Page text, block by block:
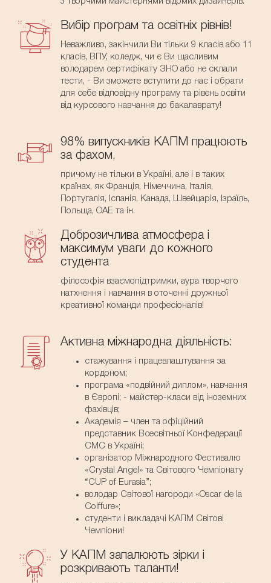
Вибір програм та освітніх рівнів!
Неважливо, закінчили Ви тільки 9 класів або 11
класів, ВПУ, коледж, чи є Ви щасливим
володарем сертифікату ЗНО або не склали
тести, - Ви зможете вступити до нас і обрати
для себе відповідну програму та рівень освіти
від курсового навчання до бакалаврату!
98% випускників КАПМ працюють
за фахом,
причому не тільки в Україні, але і в таких
країнах, як Франція, Німеччина, Італія,
Португалія, Іспанія, Канада, Швейцарія, Ізраїль,
Польща, ОАЕ та ін.
Доброзичлива атмосфера і
максимум уваги до кожного
студента
філософія взаємопідтримки, аура творчого
натхнення і навчання в оточенні дружньої
креативної команди професіоналів!
Активна міжнародна діяльність:
стажування і працевлаштування за
кордоном;
програма «подвійний диплом», навчання
в Європі; - майстер-класи від іноземних
фахівців;
Академія – член та офіційний
представник Всесвітньої Конфедерації
СМС в Україні;
організатор Міжнародного Фестивалю
«Crystal Angel» та Світового Чемпіонату
“CUP of Eurasia”;
володар Світової нагороди «Oscar de la
Coiffure»;
студенти і викладачі КАПМ Світові
Чемпіони!
У КАПМ запалюють зірки і
розкривають таланти!